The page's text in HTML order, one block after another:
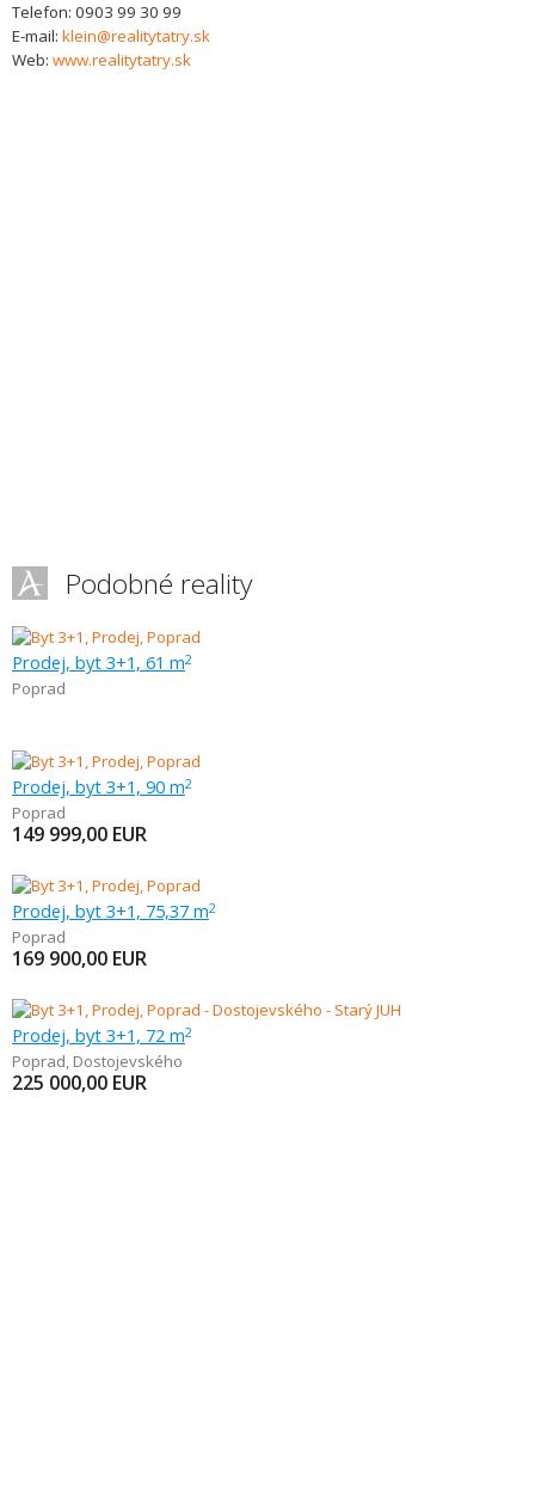
Telefon: 0903 99 30 99
E-mail: klein@realitytatry.sk
Web: www.realitytatry.sk
Podobné reality
Prodej, byt 3+1, 61 m2
Poprad
Prodej, byt 3+1, 90 m2
Poprad
149 999,00 EUR
Prodej, byt 3+1, 75,37 m2
Poprad
169 900,00 EUR
Prodej, byt 3+1, 72 m2
Poprad, Dostojevského
225 000,00 EUR